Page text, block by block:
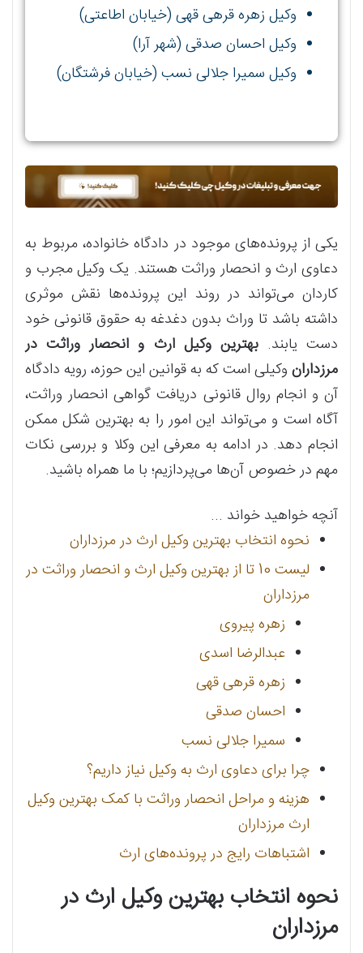
وکیل زهره قرهی قهی (خیابان اطاعتی)
وکیل احسان صدقی (شهر آرا)
وکیل سمیرا جلالی نسب (خیابان فرشتگان)
یکی از پرونده‌های موجود در دادگاه خانواده، مربوط به
دعاوی ارث و انحصار وراثت هستند. یک وکیل مجرب و
کاردان می‌تواند در روند این پرونده‌ها نقش موثری
داشته باشد تا وراث بدون دغدغه به حقوق قانونی خود
دست یابند.بهترین وکیل ارث و انحصار وراثت در
مرزداران وکیلی است که به قوانین این حوزه، رویه دادگاه
آن و انجام روال قانونی دریافت گواهی انحصار وراثت،
آگاه است و می‌تواند این امور را به بهترین شکل ممکن
انجام دهد. در ادامه به معرفی این وکلا و بررسی نکات
مهم در خصوص آن‌ها می‌پردازیم؛ با ما همراه باشید.
آنچه خواهید خواند ...
نحوه انتخاب بهترین وکیل ارث در مرزداران
لیست 10 تا از بهترین وکیل ارث و انحصار وراثت در
مرزداران
زهره پیروی
عبدالرضا اسدی
زهره قرهی قهی
احسان صدقی
سمیرا جلالی نسب
چرا برای دعاوی ارث به وکیل نیاز داریم؟
هزینه و مراحل انحصار وراثت با کمک بهترین وکیل
ارث مرزداران
اشتباهات رایج در پرونده‌های ارث
نحوه انتخاب بهترین وکیل ارث در
مرزداران